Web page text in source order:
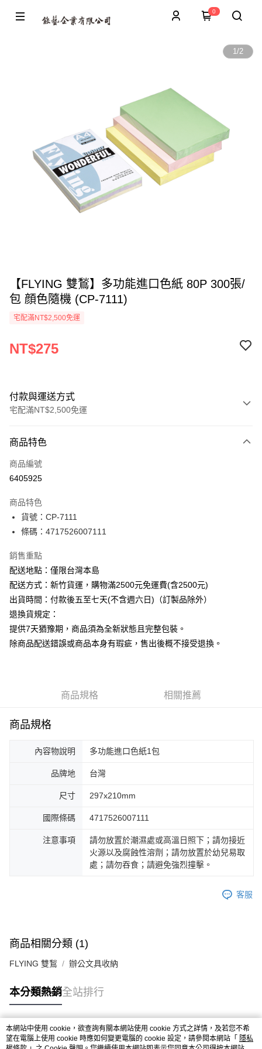
0
1/2
【FLYING 雙鶖】多功能進口色紙 80P 300張/
包 顔色隨機 (CP-7111)
宅配滿NT$2,500免運
NT$275
付款與運送方式
宅配滿NT$2,500免運
信用卡一次付款
Apple Pay
悠遊付
ATM付款
運送方式
下單前請先詢問庫存
每筆NT$130，滿NT$2,500(含以上)免運費
商品特色
商品編號
6405925
商品特色
貨號：CP-7111
條碼：4717526007111
銷售重點
配送地點：僅限台灣本島
配送方式：新竹貨運，購物滿2500元免運費(含2500元)
出貨時間：付款後五至七天(不含週六日)（訂製品除外）
退換貨規定：
提供7天猶豫期，商品須為全新狀態且完整包裝。
除商品配送錯誤或商品本身有瑕疵，售出後概不接受退換。
商品規格 相關推薦
商品規格
內容物說明 多功能進口色紙1包
品牌地 台灣
尺寸 297x210mm
國際條碼 4717526007111
注意事項
請勿放置於潮濕處或高溫日照下；請勿接近
火源以及腐蝕性溶劑；請勿放置於幼兒易取
處；請勿吞食；請避免強烈撞擊。
客服
商品相關分類 (1)
FLYING 雙鶖 辦公文具收納
本分類熱銷全站排行
熱門標籤
本網站中使用 cookie，欲查詢有關本網站使用 cookie 方式之詳情，及若您不希
望在電腦上使用 cookie 時應如何變更電腦的 cookie 設定，請參閱本網站「 隱私